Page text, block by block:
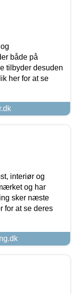
både på
tilbyder desuden
her for at se
interiør og
og har
sker næste
for at se deres